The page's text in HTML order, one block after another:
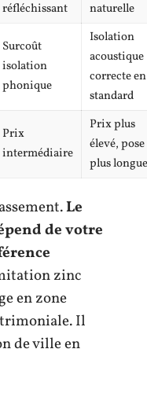
réfléchissant
naturelle
Surcoût
isolation
phonique
Isolation
acoustique
correcte en
standard
Prix
intermédiaire
Prix plus
élevé, pose
plus longue
Le
de votre
zinc
en zone
Il
de ville en